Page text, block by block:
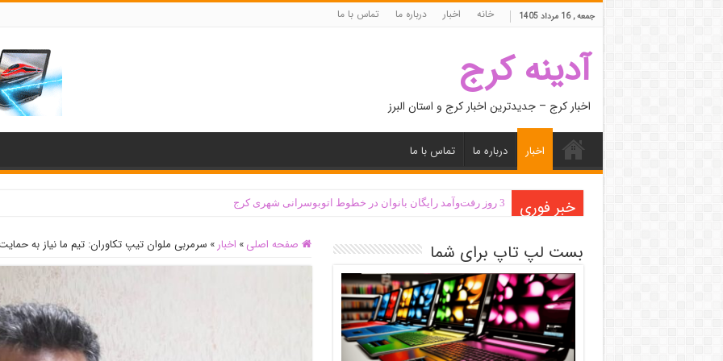
جمعه , 16 مرداد 1405 خانه اخبار درباره ما تماس با ما
آدینه کرج
اخبار کرج – جدیدترین اخبار کرج و استان البرز
اخبار درباره ما تماس با ما
خبر فوری 3 روز رفت‌وآمد رایگان بانوان در خطوط اتوبوسرانی شهری کرج
دانشجو باید به دور از سیاست‌زدگی، به صلاح کشور بیندیشد
صفحه اصلی » اخبار » سرمربی ملوان تیپ تکاوران: تیم ما نیاز به بست لپ تاپ برای شما